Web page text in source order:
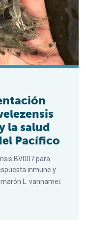
la salud
Pacífico
BV007 para
inmune y
L. vannamei.